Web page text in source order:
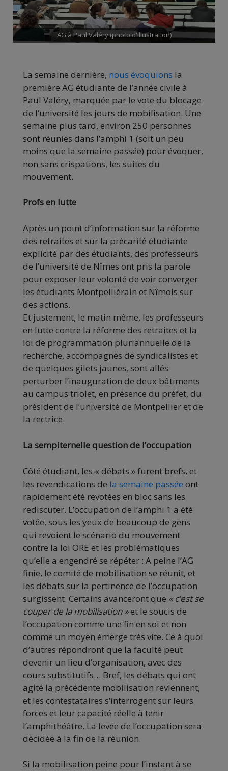
AG à Paul Valéry (photo d'illustration)
La semaine dernière, nous évoquions la
première AG étudiante de l’année civile à
Paul Valéry, marquée par le vote du blocage
de l’université les jours de mobilisation. Une
semaine plus tard, environ 250 personnes
sont réunies dans l’amphi 1 (soit un peu
moins que la semaine passée) pour évoquer,
non sans crispations, les suites du
mouvement.
Profs en lutte
Après un point d’information sur la réforme
des retraites et sur la précarité étudiante
explicité par des étudiants, des professeurs
de l’université de Nîmes ont pris la parole
pour exposer leur volonté de voir converger
les étudiants Montpelliérain et Nîmois sur
des actions.
Et justement, le matin même, les professeurs
en lutte contre la réforme des retraites et la
loi de programmation pluriannuelle de la
recherche, accompagnés de syndicalistes et
de quelques gilets jaunes, sont allés
perturber l’inauguration de deux bâtiments
au campus triolet, en présence du préfet, du
président de l’université de Montpellier et de
la rectrice.
La sempiternelle question de l’occupation
Côté étudiant, les « débats » furent brefs, et
les revendications de la semaine passée ont
rapidement été revotées en bloc sans les
rediscuter. L’occupation de l’amphi 1 a été
votée, sous les yeux de beaucoup de gens
qui revoient le scénario du mouvement
contre la loi ORE et les problématiques
qu’elle a engendré se répéter : A peine l’AG
finie, le comité de mobilisation se réunit, et
les débats sur la pertinence de l’occupation
surgissent. Certains avanceront que « c’est se
couper de la mobilisation »et le soucis de
l’occupation comme une fin en soi et non
comme un moyen émerge très vite. Ce à quoi
d’autres répondront que la faculté peut
devenir un lieu d’organisation, avec des
cours substitutifs… Bref, les débats qui ont
agité la précédente mobilisation reviennent,
et les contestataires s’interrogent sur leurs
forces et leur capacité réelle à tenir
l’amphithéâtre. La levée de l’occupation sera
décidée à la fin de la réunion.
Si la mobilisation peine pour l’instant à se